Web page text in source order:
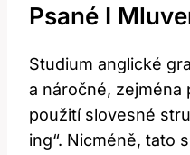
Psané I
Studium anglické⁣
a náročné, zejména
použití ⁤slovesné
ing“. Nicméně,‌ tato⁢